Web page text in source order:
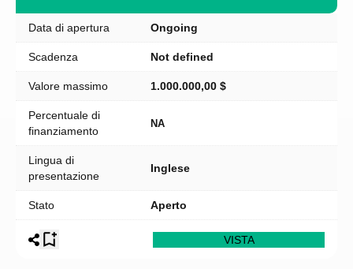
Data di apertura Ongoing
Scadenza Not defined
Valore massimo 1.000.000,00 $
Percentuale di
finanziamento
NA
Lingua di
presentazione
Inglese
Stato Aperto
VISTA